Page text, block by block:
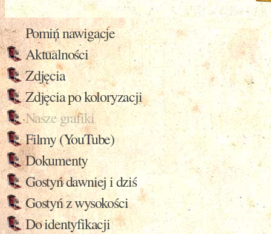
Pomiń nawigacje
Aktualności
Zdjęcia
Zdjęcia po koloryzacji
Nasze grafiki
Filmy (YouTube)
Dokumenty
Gostyń dawniej i dziś
Gostyń z wysokości
Do identyfikacji